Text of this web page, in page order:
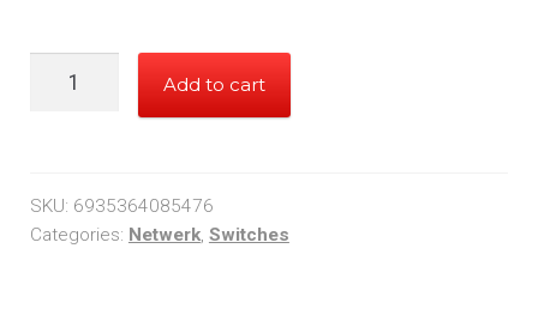
1Gb
quantity
Add to cart
SKU: 6935364085476
Categories: Netwerk, Switches